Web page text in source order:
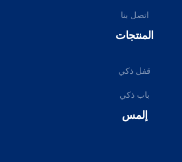
اتصل بنا
المنتجات
قفل ذكي
باب ذكي
إلمس